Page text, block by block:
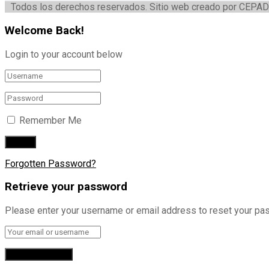
Todos los derechos reservados. Sitio web creado por CEPAD
Welcome Back!
Login to your account below
Remember Me
Forgotten Password?
Retrieve your password
Please enter your username or email address to reset your